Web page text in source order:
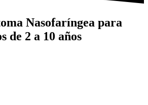
Nasofaríngea para
de 2 a 10 años